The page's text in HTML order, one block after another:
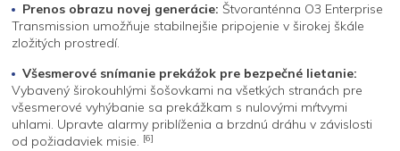
Prenos obrazu novej generácie: Štvoranténna O3 Enterprise
Transmission umožňuje stabilnejšie pripojenie v širokej škále
zložitých prostredí.
Všesmerové snímanie prekážok pre bezpečné lietanie:
Vybavený širokouhlými šošovkami na všetkých stranách pre
všesmerové vyhýbanie sa prekážkam s nulovými mŕtvymi
uhlami. Upravte alarmy priblíženia a brzdnú dráhu v závislosti
od požiadaviek misie. [6]